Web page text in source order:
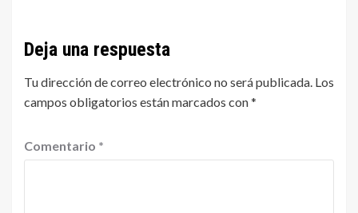
Deja una respuesta
Tu dirección de correo electrónico no será publicada. Los
campos obligatorios están marcados con*
Comentario *